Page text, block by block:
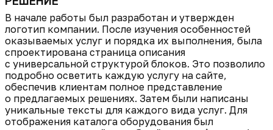
В начале работы был разработан и утвержден
логотип компании. После изучения особенностей
оказываемых услуг и порядка их выполнения, была
спроектирована страница описания
с универсальной структурой блоков. Это позволило
подробно осветить каждую услугу на сайте,
обеспечив клиентам полное представление
о предлагаемых решениях. Затем были написаны
уникальные тексты для каждого вида услуг. Для
отображения каталога оборудования был